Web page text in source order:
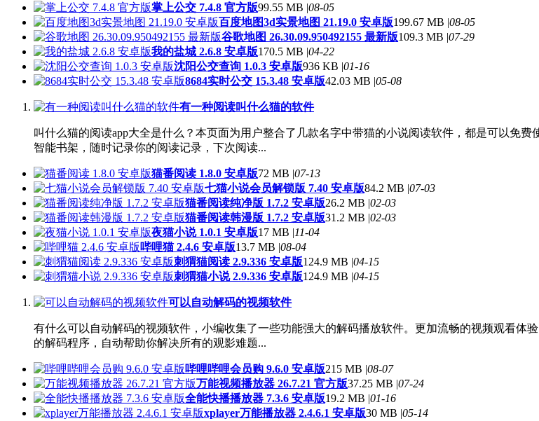
掌上公交 7.4.8 官方版99.55 MB |08-05
百度地图3d实景地图 21.19.0 安卓版199.67 MB |08-05
谷歌地图 26.30.09.950492155 最新版109.3 MB |07-29
我的盐城 2.6.8 安卓版170.5 MB |04-22
沈阳公交查询 1.0.3 安卓版936 KB |01-16
8684实时公交 15.3.48 安卓版42.03 MB |05-08
有一种阅读叫什么猫的软件
叫什么猫的阅读app大全是什么？本页面为用户整合了几款名字中带猫的小说阅读软件，都是可以免
智能书架，随时记录你的阅读记录，下次阅读...
猫番阅读 1.8.0 安卓版72 MB |07-13
七猫小说会员解锁版 7.40 安卓版84.2 MB |07-03
猫番阅读纯净版 1.7.2 安卓版26.2 MB |02-03
猫番阅读韩漫版 1.7.2 安卓版31.2 MB |02-03
夜猫小说 1.0.1 安卓版17 MB |11-04
哔哩猫 2.4.6 安卓版13.7 MB |08-04
刺猬猫阅读 2.9.336 安卓版124.9 MB |04-15
刺猬猫小说 2.9.336 安卓版124.9 MB |04-15
可以自动解码的视频软件
有什么可以自动解码的视频软件，小编收集了一些功能强大的解码播放软件。更加流畅的视频观看体
的解码程序，自动帮助你解决所有的观影难题...
哔哩哔哩会员购 9.6.0 安卓版215 MB |08-07
万能视频播放器 26.7.21 官方版37.25 MB |07-24
全能快播播放器 7.3.6 安卓版19.2 MB |01-16
xplayer万能播放器 2.4.6.1 安卓版30 MB |05-14